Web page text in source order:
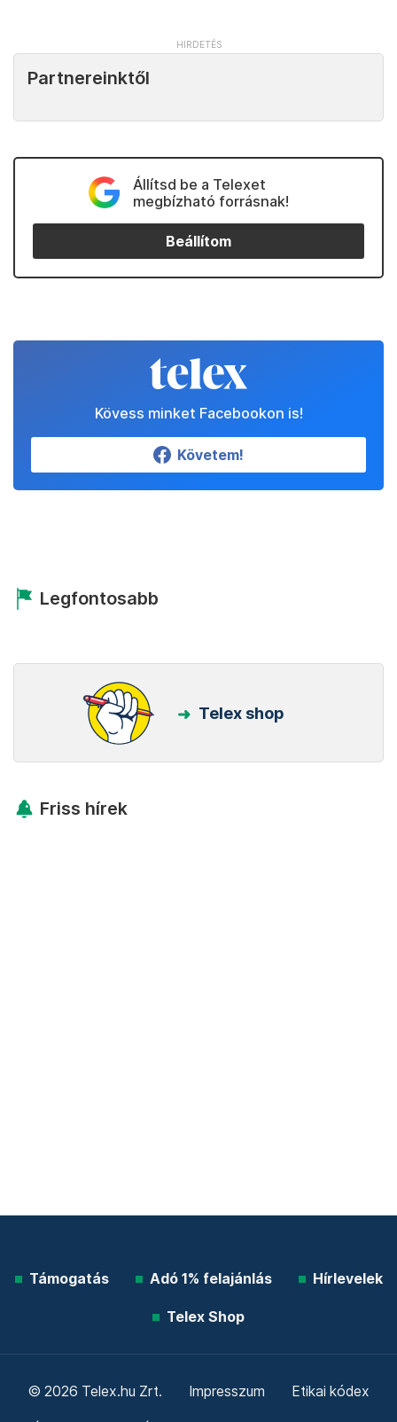
Partnereinktől
Állítsd be a Telexet
megbízható forrásnak!
Beállítom
Kövess minket Facebookon is!
Követem!
Legfontosabb
Telex shop
Friss hírek
Támogatás Adó 1% felajánlás Hírlevelek
Telex Shop
© 2026 Telex.hu Zrt. Impresszum Etikai kódex